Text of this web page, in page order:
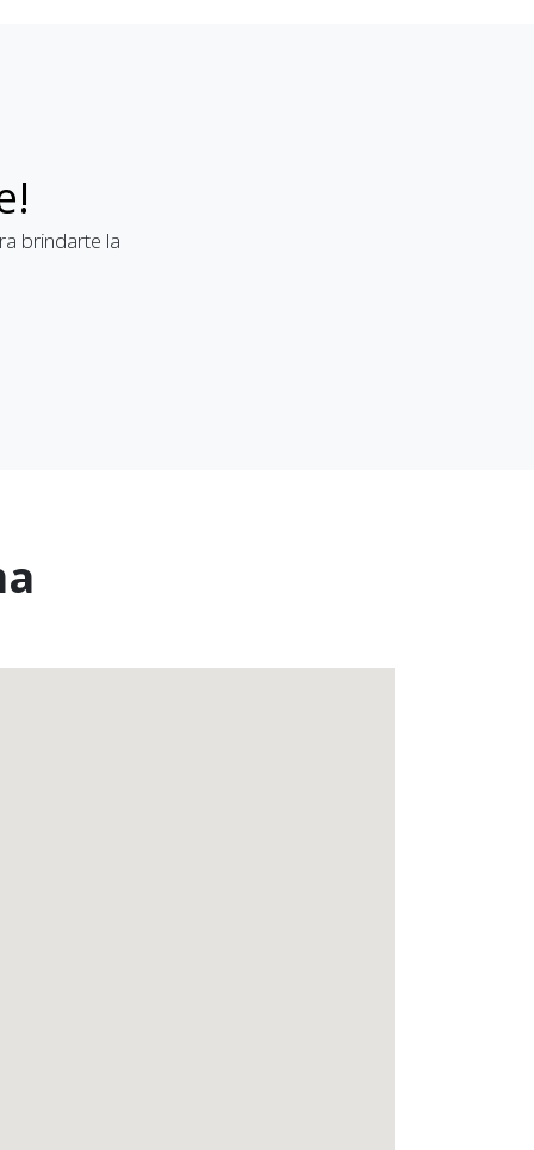
brindarte la